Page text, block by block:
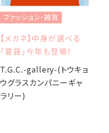
ファッション・雑貨
【メガネ】中身が選べる
「夏袋」今年も登場！
T.G.C.-gallery-(トウキョ
ウグラスカンパニーギャ
ラリー)